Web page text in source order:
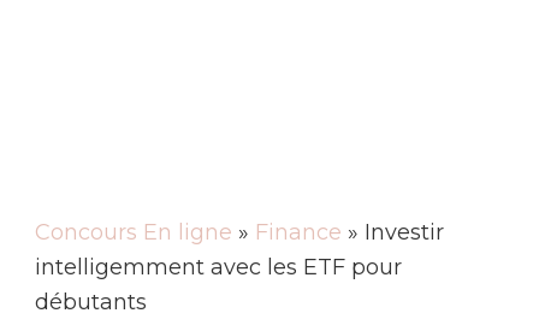
Concours En ligne » Finance » Investir
intelligemment avec les ETF pour
débutants